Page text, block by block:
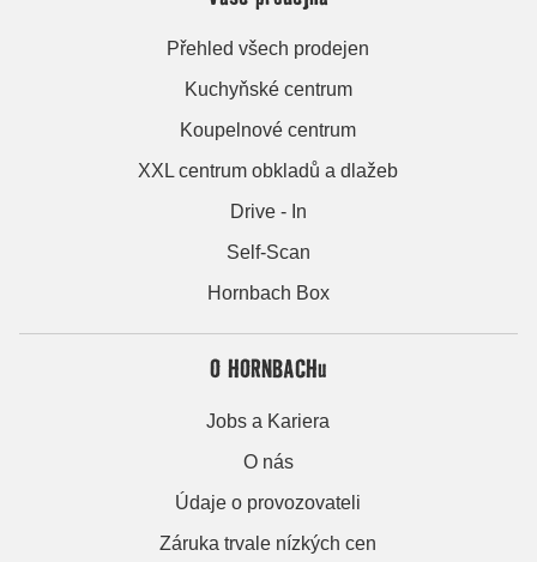
Přehled všech prodejen
Kuchyňské centrum
Koupelnové centrum
XXL centrum obkladů a dlažeb
Drive - In
Self-Scan
Hornbach Box
O HORNBACHu
Jobs a Kariera
O nás
Údaje o provozovateli
Záruka trvale nízkých cen